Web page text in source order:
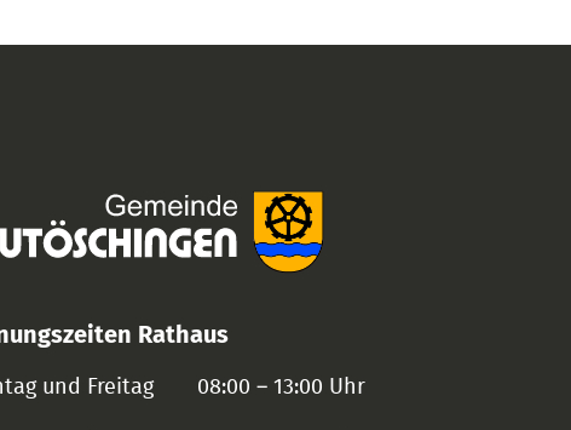
Rathaus
und Freitag 08:00 – 13:00 Uhr